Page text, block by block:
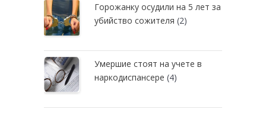
Горожанку осудили на 5 лет за
убийство сожителя (2)
Умершие стоят на учете в
наркодиспансере (4)